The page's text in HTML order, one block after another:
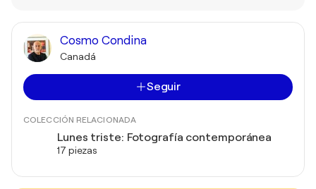
Cosmo Condina
Canadá
Seguir
COLECCIÓN RELACIONADA
Lunes triste: Fotografía contemporánea
17 piezas